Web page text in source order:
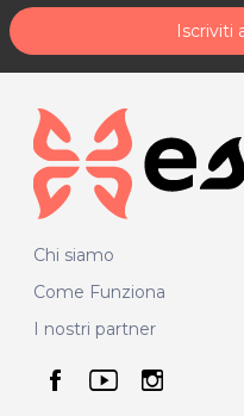
Iscriviti
Chi siamo
Come Funziona
I nostri partner
seguici su
seguici